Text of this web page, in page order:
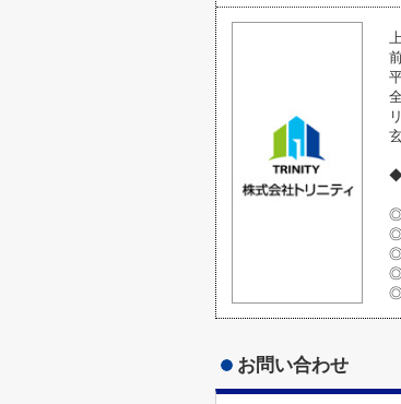
◎
◎
◎
◎
◎
お問い合わせ